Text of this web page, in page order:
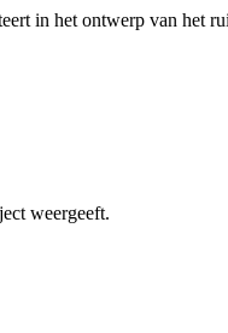
in het ontwerp van het
weergeeft.